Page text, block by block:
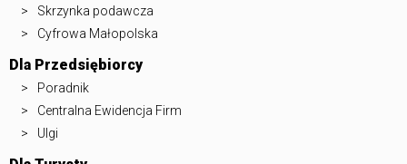
Skrzynka podawcza
Cyfrowa Małopolska
Dla Przedsiębiorcy
Poradnik
Centralna Ewidencja Firm
Ulgi